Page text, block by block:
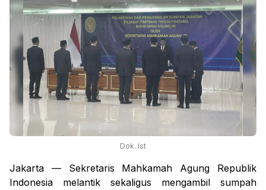
Dok. Ist
Jakarta — Sekretaris Mahkamah Agung Republik
Indonesia melantik sekaligus mengambil sumpah